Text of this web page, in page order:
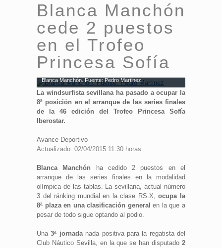
Blanca Manchón
cede 2 puestos
en el Trofeo
Princesa Sofía
Blanca Manchón. Fuente: Pedro Martinez
La windsurfista sevillana ha pasado a ocupar la
8ª posición en el arranque de las series finales
de la 46 edición del Trofeo Princesa Sofía
Iberostar.
Avance Deportivo
Actualizado: 02/04/2015 11:30 horas
Blanca Manchón
ha cedido 2 puestos en el
arranque de las series finales en la modalidad
olímpica de las tablas. La sevillana, actual número
3 del ránking mundial en la clase RS:X,ocupa la
8ª plaza en una clasificación general en la que a
pesar de todo sigue optando al podio.
Una3ª jornadanada positiva para la regatista del
Club Náutico Sevilla, en la que se han disputado 2